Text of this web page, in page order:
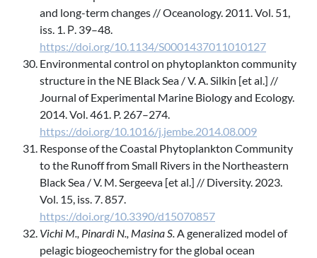
and long-term changes // Oceanology. 2011. Vol. 51,
iss. 1. Р. 39–48.
https://doi.org/10.1134/S0001437011010127
Environmental control on phytoplankton community
structure in the NE Black Sea / V. A. Silkin [et al.] //
Journal of Experimental Marine Biology and Ecology.
2014. Vol. 461. P. 267–274.
https://doi.org/10.1016/j.jembe.2014.08.009
Response of the Coastal Phytoplankton Community
to the Runoff from Small Rivers in the Northeastern
Black Sea / V. M. Sergeeva [et al.] // Diversity. 2023.
Vol. 15, iss. 7. 857.
https://doi.org/10.3390/d15070857
Vichi M., Pinardi N., Masina S.A generalized model of
pelagic biogeochemistry for the global ocean